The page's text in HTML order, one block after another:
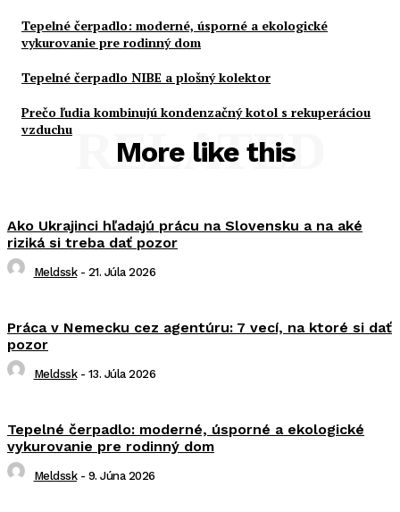
Tepelné čerpadlo: moderné, úsporné a ekologické
vykurovanie pre rodinný dom
Tepelné čerpadlo NIBE a plošný kolektor
Prečo ľudia kombinujú kondenzačný kotol s rekuperáciou
vzduchu
More like this
RELATED
Ako Ukrajinci hľadajú prácu na Slovensku a na aké
riziká si treba dať pozor
Meldssk - 21. Júla 2026
Práca v Nemecku cez agentúru: 7 vecí, na ktoré si dať
pozor
Meldssk - 13. Júla 2026
Tepelné čerpadlo: moderné, úsporné a ekologické
vykurovanie pre rodinný dom
Meldssk - 9. Júna 2026